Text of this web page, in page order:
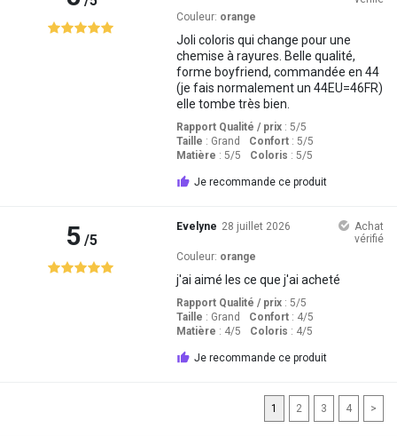
Couleur: orange
Joli coloris qui change pour une
chemise à rayures. Belle qualité,
forme boyfriend, commandée en 44
(je fais normalement un 44EU=46FR)
elle tombe très bien.
Rapport Qualité / prix: 5/5
Taille : Grand Confort: 5/5
Matière : 5/5 Coloris : 5/5
Je recommande ce produit
5/5
Evelyne 28 juillet 2026
Achat
vérifié
Couleur: orange
j'ai aimé les ce que j'ai acheté
Rapport Qualité / prix: 5/5
Taille : Grand Confort: 4/5
Matière : 4/5 Coloris : 4/5
Je recommande ce produit
1 2 3 4 >